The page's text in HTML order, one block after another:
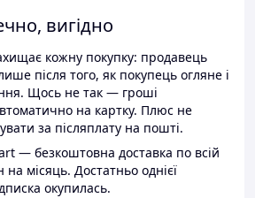
вигідно
кожну покупку: продавець
після того, як покупець огляне і
Щось не так — гроші
на картку. Плюс не
за післяплату на пошті.
— безкоштовна доставка по всій
на місяць. Достатньо однієї
окупилась.